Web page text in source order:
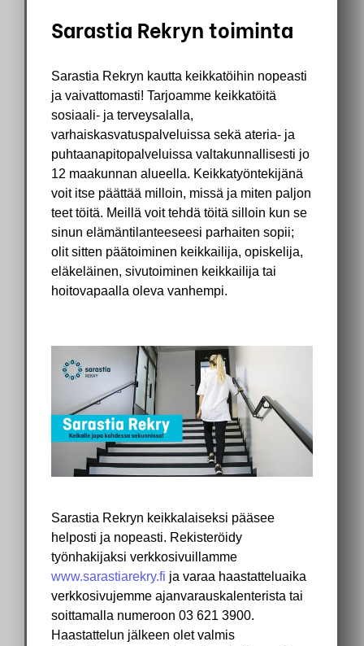
Sarastia Rekryn toiminta
Sarastia Rekryn kautta keikkatöihin nopeasti
ja vaivattomasti! Tarjoamme keikkatöitä
sosiaali- ja terveysalalla,
varhaiskasvatuspalveluissa sekä ateria- ja
puhtaanapitopalveluissa valtakunnallisesti jo
12 maakunnan alueella. Keikkatyöntekijänä
voit itse päättää milloin, missä ja miten paljon
teet töitä. Meillä voit tehdä töitä silloin kun se
sinun elämäntilanteeseesi parhaiten sopii;
olit sitten päätoiminen keikkailija, opiskelija,
eläkeläinen, sivutoiminen keikkailija tai
hoitovapaalla oleva vanhempi.
Sarastia Rekryn keikkalaiseksi pääsee
helposti ja nopeasti. Rekisteröidy
työnhakijaksi verkkosivuillamme
www.sarastiarekry.fi ja varaa haastatteluaika
verkkosivujemme ajanvarauskalenterista tai
soittamalla numeroon 03 621 3900.
Haastattelun jälkeen olet valmis